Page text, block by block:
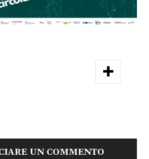
UN COMMENTO